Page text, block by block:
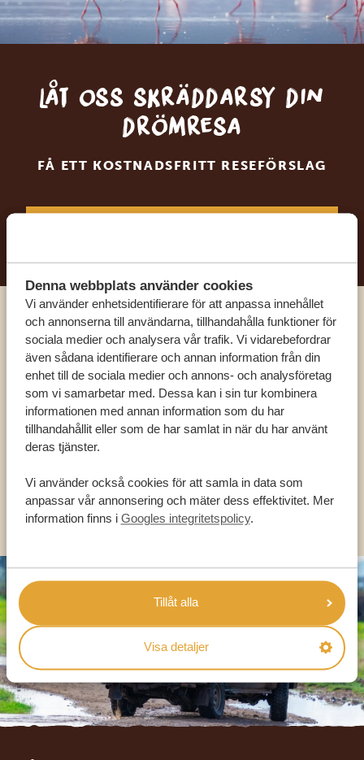
Denna webbplats använder cookies
Vi använder enhetsidentifierare för att anpassa innehållet
och annonserna till användarna, tillhandahålla funktioner för
sociala medier och analysera vår trafik. Vi vidarebefordrar
även sådana identifierare och annan information från din
enhet till de sociala medier och annons- och analysföretag
som vi samarbetar med. Dessa kan i sin tur kombinera
informationen med annan information som du har
tillhandahållit eller som de har samlat in när du har använt
deras tjänster.
Vi använder också cookies för att samla in data som
anpassar vår annonsering och mäter dess effektivitet. Mer
information finns i Googles integritetspolicy.
Tillåt alla
Visa detaljer
Låt oss skräddarsy din
drömresa
FÅ ETT KOSTNADSFRITT RESEFÖRSLAG
Ring en av våra experter
VÅRA SPECIALISTER FINNS HÄR FÖR ATT
HJÄLPA DIG
OLIKA LÄNDER
Footer